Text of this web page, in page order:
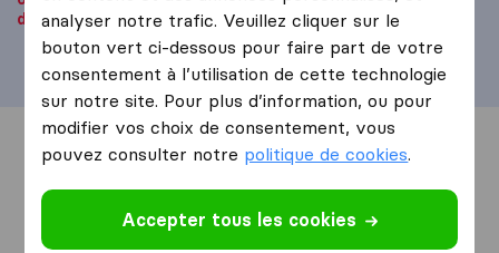
de déménagement ? Cliquezici.
Vue d'ensemble Avis Sources
analyser notre trafic. Veuillez cliquer sur le
bouton vert ci-dessous pour faire part de votre
consentement à l’utilisation de cette technologie
sur notre site. Pour plus d’information, ou pour
modifier vos choix de consentement, vous
pouvez consulter notre politique de cookies.
Accepter tous les cookies